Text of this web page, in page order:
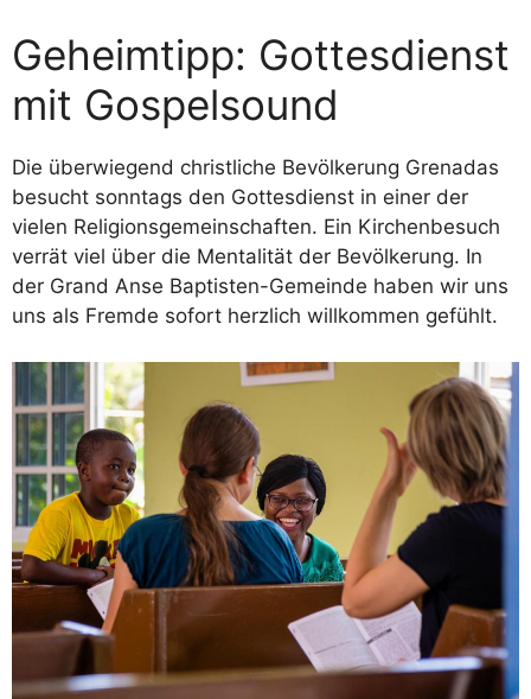
Geheimtipp: Gottesdienst
mit Gospelsound
Die überwiegend christliche Bevölkerung Grenadas
besucht sonntags den Gottesdienst in einer der
vielen Religionsgemeinschaften. Ein Kirchenbesuch
verrät viel über die Mentalität der Bevölkerung. In
der Grand Anse Baptisten-Gemeinde haben wir uns
uns als Fremde sofort herzlich willkommen gefühlt.